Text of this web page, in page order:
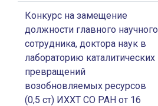
Конкурс на замещение
должности главного научного
сотрудника, доктора наук в
лабораторию каталитических
превращений
возобновляемых ресурсов
(0,5 ст) ИХХТ СО РАН от 16